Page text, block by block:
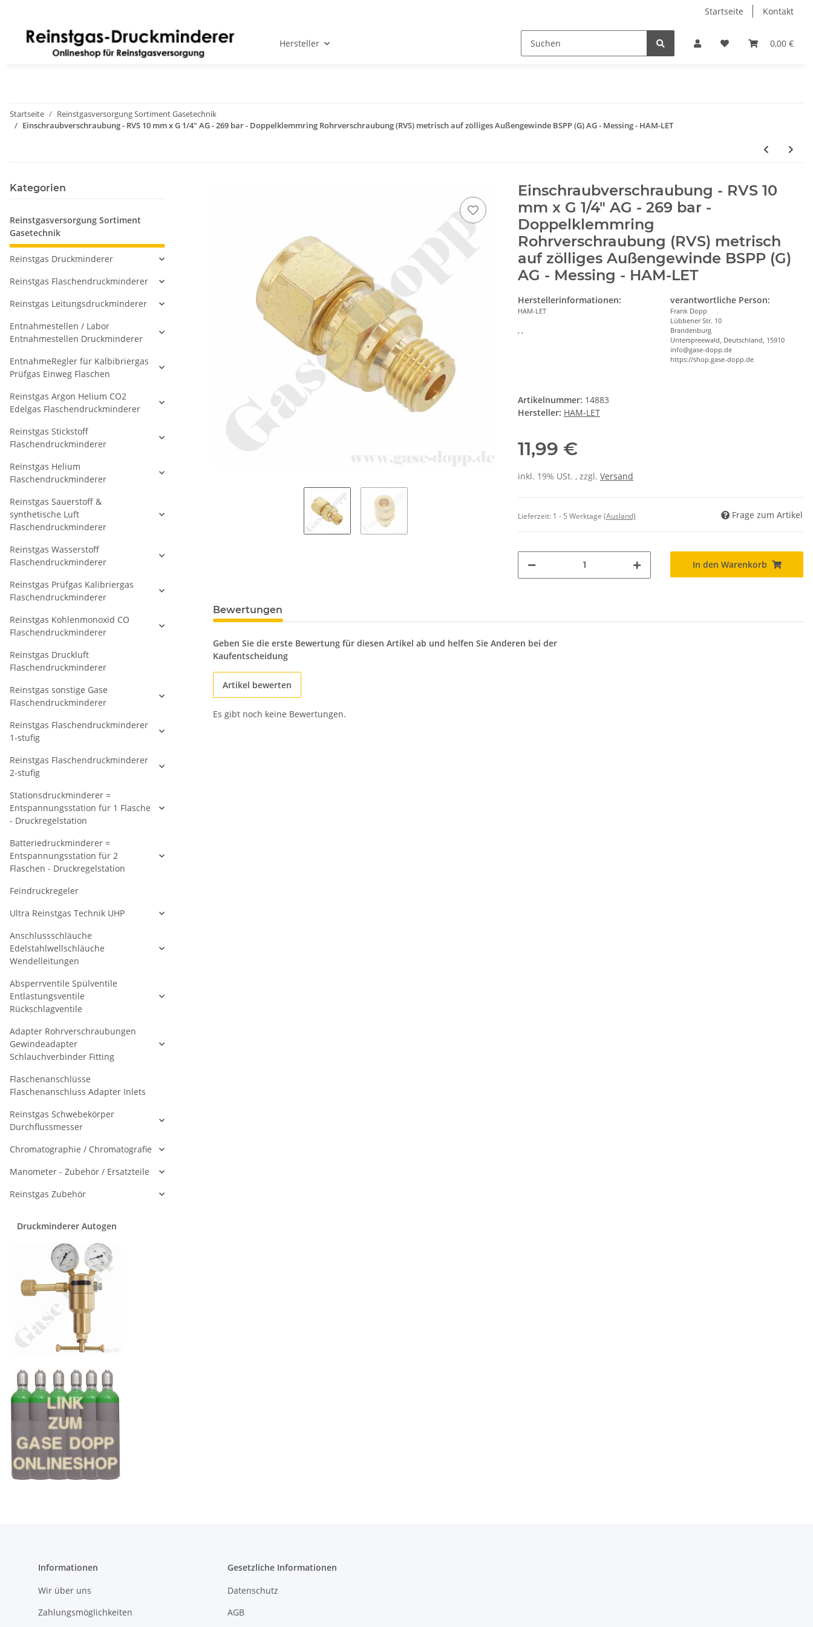
Startseite Kontakt
0,00 €
Hersteller
Startseite
Reinstgasversorgung Sortiment Gasetechnik
Einschraubverschraubung - RVS 10 mm x G 1/4" AG - 269 bar - Doppelklemmring Rohrverschraubung (RVS) metrisch auf zölliges Außengewinde BSPP (G) AG - Messing - HAM-LET
Einschraubverschraubung - RVS 10
mm x G 1/4" AG - 269 bar -
Doppelklemmring
Rohrverschraubung (RVS) metrisch
auf zölliges Außengewinde BSPP (G)
AG - Messing - HAM-LET
Herstellerinformationen:
HAM-LET
, ,
verantwortliche Person:
Frank Dopp
Lübbener Str. 10
Brandenburg
Unterspreewald, Deutschland, 15910
info@gase-dopp.de
https://shop.gase-dopp.de
Artikelnummer: 14883
Hersteller: HAM-LET
11,99 €
inkl. 19% USt. , zzgl. Versand
Lieferzeit: 1 - 5 Werktage (Ausland) Frage zum Artikel
In den Warenkorb
Bewertungen
Geben Sie die erste Bewertung für diesen Artikel ab und helfen Sie Anderen bei der
Kaufentscheidung
Artikel bewerten
Es gibt noch keine Bewertungen.
Kategorien
Reinstgasversorgung Sortiment
Gasetechnik
Reinstgas Druckminderer
Reinstgas Flaschendruckminderer
Reinstgas Leitungsdruckminderer
Entnahmestellen / Labor
Entnahmestellen Druckminderer
EntnahmeRegler für Kalbibriergas
Prüfgas Einweg Flaschen
Reinstgas Argon Helium CO2
Edelgas Flaschendruckminderer
Reinstgas Stickstoff
Flaschendruckminderer
Reinstgas Helium
Flaschendruckminderer
Reinstgas Sauerstoff &
synthetische Luft
Flaschendruckminderer
Reinstgas Wasserstoff
Flaschendruckminderer
Reinstgas Prüfgas Kalibriergas
Flaschendruckminderer
Reinstgas Kohlenmonoxid CO
Flaschendruckminderer
Reinstgas Druckluft
Flaschendruckminderer
Reinstgas sonstige Gase
Flaschendruckminderer
Reinstgas Flaschendruckminderer
1-stufig
Reinstgas Flaschendruckminderer
2-stufig
Stationsdruckminderer =
Entspannungsstation für 1 Flasche
- Druckregelstation
Batteriedruckminderer =
Entspannungsstation für 2
Flaschen - Druckregelstation
Feindruckregeler
Ultra Reinstgas Technik UHP
Anschlussschläuche
Edelstahlwellschläuche
Wendelleitungen
Absperrventile Spülventile
Entlastungsventile
Rückschlagventile
Adapter Rohrverschraubungen
Gewindeadapter
Schlauchverbinder Fitting
Flaschenanschlüsse
Flaschenanschluss Adapter Inlets
Reinstgas Schwebekörper
Durchflussmesser
Chromatographie / Chromatografie
Manometer - Zubehör / Ersatzteile
Reinstgas Zubehör
Druckminderer Autogen
Informationen
Wir über uns
Zahlungsmöglichkeiten
Gesetzliche Informationen
Datenschutz
AGB